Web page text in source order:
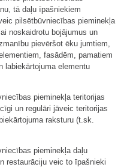
tā daļu īpašniekiem
pilsētbūvniecības pieminekļa
noskaidrotu bojājumus un
pievēršot ēku jumtiem,
fasādēm, pamatiem
labiekārtojuma elementu
pieminekļa teritorijas
un regulāri jāveic teritorijas
raksturu (t.sk.
pieminekļa daļu
restaurāciju veic to īpašnieki